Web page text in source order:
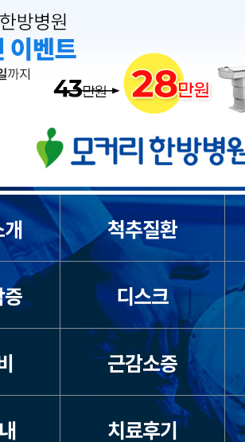
척추질환
디스크
근감소증
치료후기